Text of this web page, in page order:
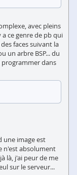
avec pleins
ce genre de pb qui
faces suivant la
un arbre BSP... du
programmer dans
une image est
n'est absolument
là, j'ai peur de me
sur le serveur...